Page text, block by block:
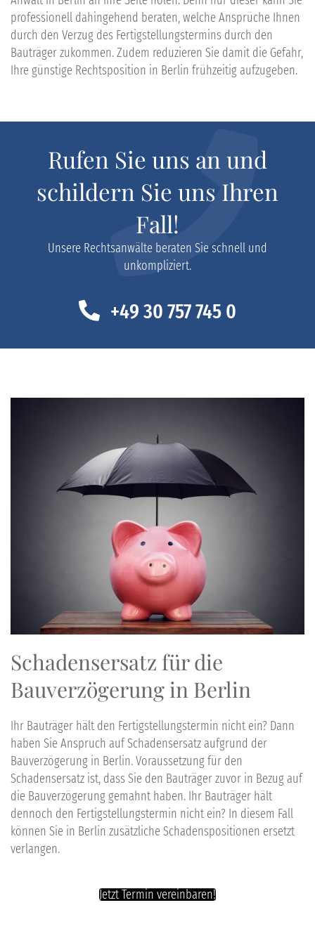
professionell dahingehend beraten, welche Ansprüche Ihnen
durch den Verzug des Fertigstellungstermins durch den
Bauträgerzukommen. Zudem reduzieren Sie damit die Gefahr,
Ihre günstige Rechtsposition in Berlin frühzeitig aufzugeben.
Rufen Sie uns an und
schildern Sie uns Ihren
Fall!
Unsere Rechtsanwälte beraten Sie schnell und
unkompliziert.
+49 30 757 745 0
Schadensersatz für die
Bauverzögerung in Berlin
Ihr Bauträger hält den Fertigstellungstermin nicht ein? Dann
haben Sie Anspruch aufSchadensersatz aufgrund der
Bauverzögerung in Berlin. Voraussetzung für den
Schadensersatz ist, dass Sie den Bauträger zuvor in Bezug auf
die Bauverzögerunggemahnt haben. Ihr Bauträger hält
dennoch den Fertigstellungstermin nicht ein? In diesem Fall
können Sie in Berlin zusätzliche Schadenspositionen ersetzt
verlangen.
Jetzt Termin vereinbaren!